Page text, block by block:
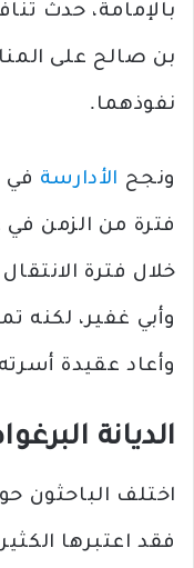
بالإمامة، حدث
بن صالح على
نفوذهما.
ونجح الأدارسة في
فترة من الزمن
خلال فترة
وأبي غفير، لكنه
وأعاد عقيدة
الديانة
اختلف الباحثون
فقد اعتبرها